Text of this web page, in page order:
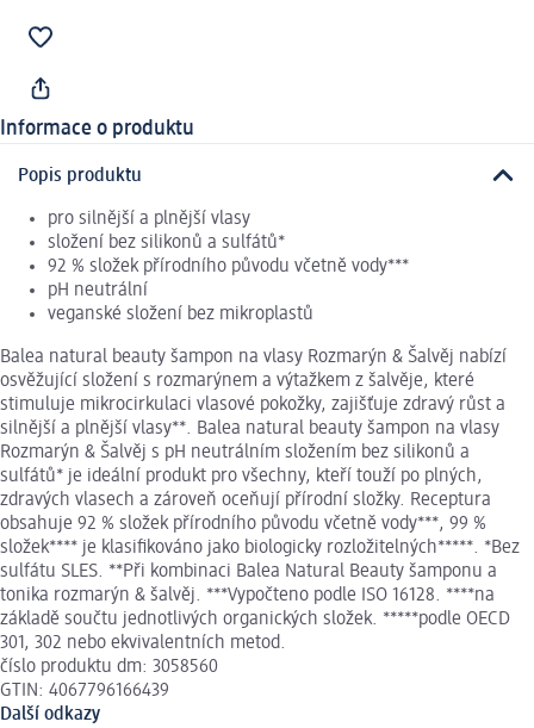
Informace o produktu
Popis produktu
pro silnější a plnější vlasy
složení bez silikonů a sulfátů*
92 % složek přírodního původu včetně vody***
pH neutrální
veganské složení bez mikroplastů
Balea natural beauty šampon na vlasy Rozmarýn & Šalvěj nabízí
osvěžující složení s rozmarýnem a výtažkem z šalvěje, které
stimuluje mikrocirkulaci vlasové pokožky, zajišťuje zdravý růst a
silnější a plnější vlasy**. Balea natural beauty šampon na vlasy
Rozmarýn & Šalvěj s pH neutrálním složením bez silikonů a
sulfátů* je ideální produkt pro všechny, kteří touží po plných,
zdravých vlasech a zároveň oceňují přírodní složky. Receptura
obsahuje 92 % složek přírodního původu včetně vody***, 99 %
složek**** je klasifikováno jako biologicky rozložitelných*****. *Bez
sulfátu SLES. **Při kombinaci Balea Natural Beauty šamponu a
tonika rozmarýn & šalvěj. ***Vypočteno podle ISO 16128. ****na
základě součtu jednotlivých organických složek. *****podle OECD
301, 302 nebo ekvivalentních metod.
číslo produktu dm: 3058560
GTIN: 4067796166439
Další odkazy